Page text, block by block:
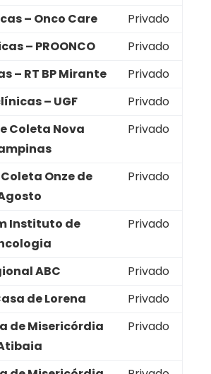
– Onco Care
Privado
– PROONCO
Privado
– RT BP Mirante
Privado
– UGF
Privado
Coleta Nova
Privado
Onze de
Privado
Instituto de
Privado
ABC
Privado
de Lorena
Privado
de Misericórdia
Privado